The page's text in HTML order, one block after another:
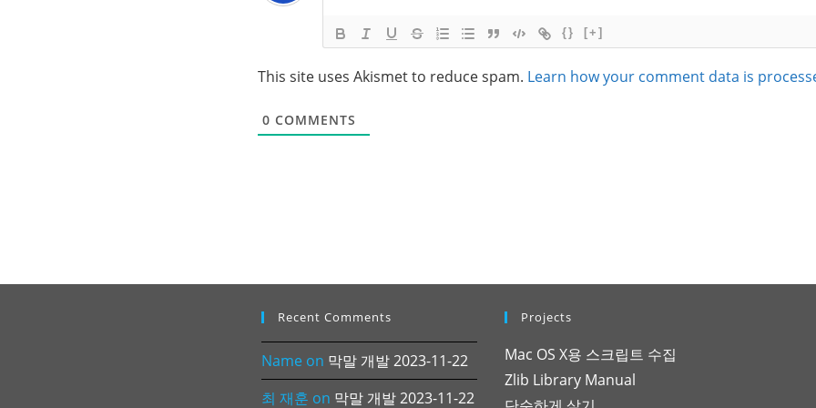
{} [+]
This site uses Akismet to reduce spam. Learn how your comment data is
0 COMMENTS
Recent Comments
Name on 막말 개발 2023-11-22
최 재훈 on 막말 개발 2023-11-22
Projects
Mac OS X용 스크립트 수집
Zlib Library Manual